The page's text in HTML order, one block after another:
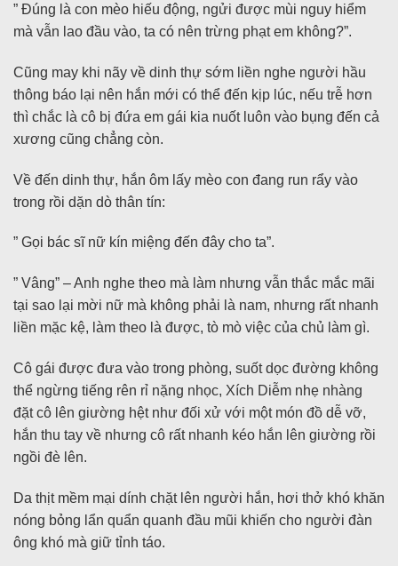
” Đúng là con mèo hiếu động, ngửi được mùi nguy hiểm
mà vẫn lao đầu vào, ta có nên trừng phạt em không?”.
Cũng may khi nãy về dinh thự sớm liền nghe người hầu
thông báo lại nên hắn mới có thể đến kịp lúc, nếu trễ hơn
thì chắc là cô bị đứa em gái kia nuốt luôn vào bụng đến cả
xương cũng chẳng còn.
Về đến dinh thự, hắn ôm lấy mèo con đang run rẩy vào
trong rồi dặn dò thân tín:
” Gọi bác sĩ nữ kín miệng đến đây cho ta”.
” Vâng” – Anh nghe theo mà làm nhưng vẫn thắc mắc mãi
tại sao lại mời nữ mà không phải là nam, nhưng rất nhanh
liền mặc kệ, làm theo là được, tò mò việc của chủ làm gì.
Cô gái được đưa vào trong phòng, suốt dọc đường không
thể ngừng tiếng rên rỉ nặng nhọc, Xích Diễm nhẹ nhàng
đặt cô lên giường hệt như đối xử với một món đồ dễ vỡ,
hắn thu tay về nhưng cô rất nhanh kéo hắn lên giường rồi
ngồi đè lên.
Da thịt mềm mại dính chặt lên người hắn, hơi thở khó khăn
nóng bỏng lẩn quẩn quanh đầu mũi khiến cho người đàn
ông khó mà giữ tỉnh táo.